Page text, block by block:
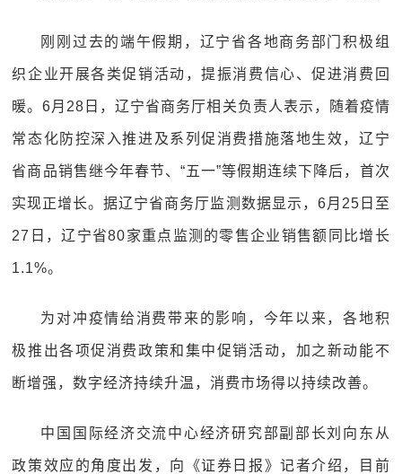
刚刚过去的端午假期，辽宁省各地商务部门积极组
织企业开展各类促销活动，提振消费信心、促进消费回
暖。6月28日，辽宁省商务厅相关负责人表示，随着疫情
常态化防控深入推进及系列促消费措施落地生效，辽宁
省商品销售继今年春节、“五一”等假期连续下降后，首次
实现正增长。据辽宁省商务厅监测数据显示，6月25日至
27日，辽宁省80家重点监测的零售企业销售额同比增长
1.1%。
为对冲疫情给消费带来的影响，今年以来，各地积
极推出各项促消费政策和集中促销活动，加之新动能不
断增强，数字经济持续升温，消费市场得以持续改善。
中国国际经济交流中心经济研究部副部长刘向东从
政策效应的角度出发，向《证券日报》记者介绍，目前